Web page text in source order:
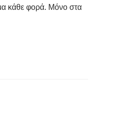
κάθε φορά. Μόνο στα